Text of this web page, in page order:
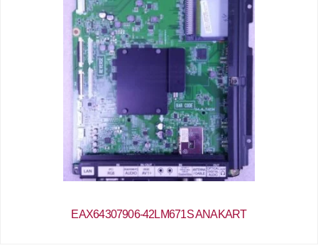
EAX64307906-42LM671S ANAKART